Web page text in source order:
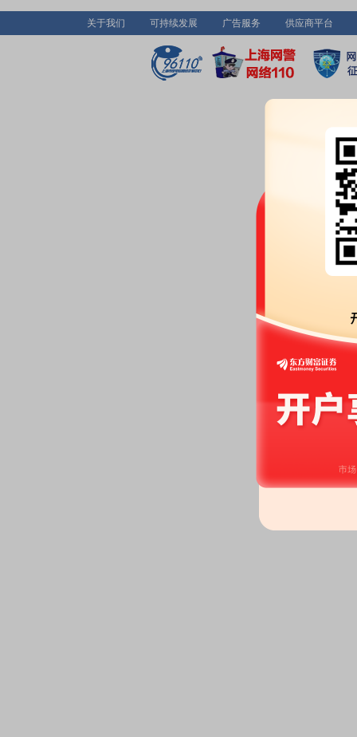
关于我们 可持续发展 广告服务 供应商平台